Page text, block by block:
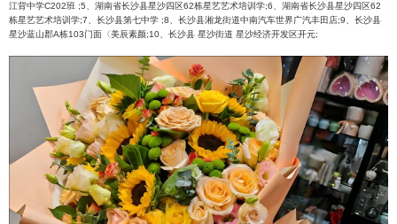
江背中学C202班 ;5、湖南省长沙县星沙四区62栋星艺艺术培训学;6、湖南省长沙县星沙四区62
栋星艺艺术培训学;7、长沙县第七中学 ;8、长沙县湘龙街道中南汽车世界广汽丰田店;9、长沙县
星沙蓝山郡A栋103门面〈美辰素颜;10、长沙县 星沙街道 星沙经济开发区开元;